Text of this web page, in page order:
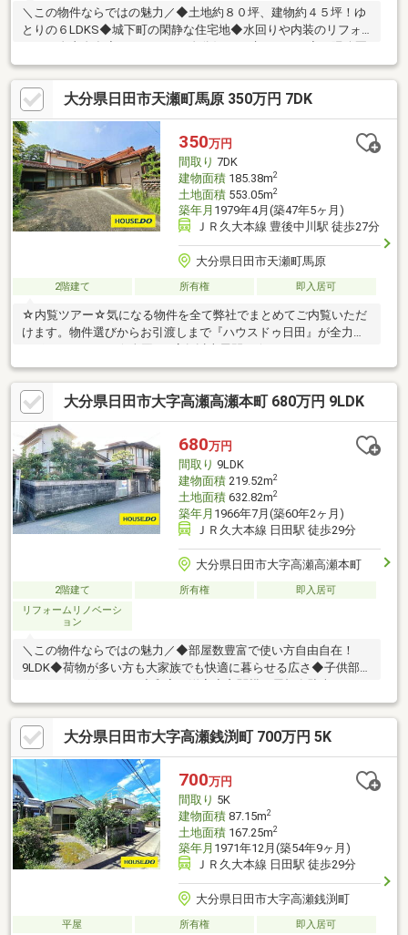
＼この物件ならではの魅力／◆土地約８０坪、建物約４５坪！ゆ
とりの６LDKS◆城下町の閑静な住宅地◆水回りや内装のリフォ
ームも自由自在◆リフォームで自分好みが叶いやすい◆月隈公園
まで徒歩約１分◆豆田町商店街まで徒歩約９分◆サニー日田店ま
で徒歩約９分、車で約３分◆カフェや雑貨屋、小さなショップと
しても利用可能☆内覧ツアー☆気になる物件を全て弊社でまとめ
てご内覧いただけます。物件選びからお引渡しまで『ハウスドゥ
日田』が全力でサポートします。☆全国730店舗以上展開！☆ハ
ウスドゥだからこその豊富な情報量と実績を生かし、お客様の夢
のマイホーム探しを全力でサポートいたします！
大分県日田市天瀬町馬原 350万円 7DK
350万円
間取り 7DK
建物面積185.38m2
土地面積553.05m2
築年月 1979年4月(築47年5ヶ月)
ＪＲ久大本線 豊後中川駅 徒歩27分
大分県日田市天瀬町馬原
2階建て 所有権 即入居可
☆内覧ツアー☆気になる物件を全て弊社でまとめてご内覧いただ
けます。物件選びからお引渡しまで『ハウスドゥ日田』が全力で
こその豊富な情報量と実績を生かし、お客様の夢のマイホーム探
しを全力でサポートいたします！
大分県日田市大字高瀬高瀬本町 680万円 9LDK
680万円
間取り 9LDK
建物面積219.52m2
土地面積632.82m2
築年月 1966年7月(築60年2ヶ月)
ＪＲ久大本線 日田駅 徒歩29分
大分県日田市大字高瀬高瀬本町
2階建て 所有権
即入居可
リフォームリノベーシ
ョン
＼この物件ならではの魅力／◆部屋数豊富で使い方自由自在！
9LDK◆荷物が多い方も大家族でも快適に暮らせる広さ◆子供部屋
もしっかり確保できる◆和室＆洋室◆玄関横に屋根有駐車スペー
ス◆広い庭で家庭菜園も可能◆ブロック塀でプライバシーも確保
☆内覧ツアー☆気になる物件を全て弊社でまとめてご内覧いただ
けます。物件選びからお引渡しまで『ハウスドゥ日田』が全力で
サポートします。☆全国730店舗以上展開！☆ハウスドゥだから
こその豊富な情報量と実績を生かし、お客様の夢のマイホーム探
しを全力でサポートいたします！
大分県日田市大字高瀬銭渕町 700万円 5K
700万円
間取り 5K
建物面積87.15m2
土地面積167.25m2
築年月 1971年12月(築54年9ヶ月)
ＪＲ久大本線 日田駅 徒歩29分
大分県日田市大字高瀬銭渕町
平屋 所有権 即入居可